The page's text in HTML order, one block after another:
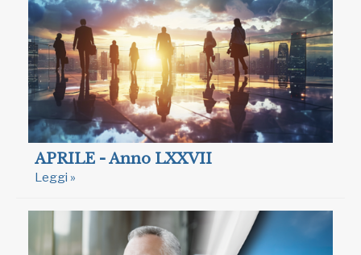
APRILE - Anno LXXVII
Leggi »